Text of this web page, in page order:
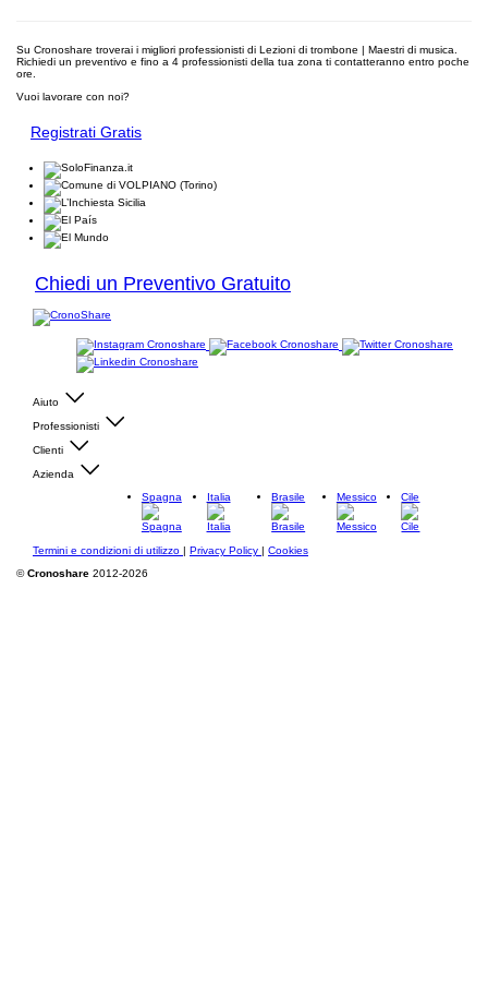
Su Cronoshare troverai i migliori professionisti di Lezioni di trombone | Maestri di musica.
Richiedi un preventivo e fino a 4 professionisti della tua zona ti contatteranno entro poche
ore.
Vuoi lavorare con noi?
Registrati Gratis
Chiedi un Preventivo Gratuito
Aiuto
Professionisti
Clienti
Azienda
Spagna
Italia Brasile Messico Cile
Termini e condizioni di utilizzo | Privacy Policy | Cookies
©Cronoshare 2012-2026